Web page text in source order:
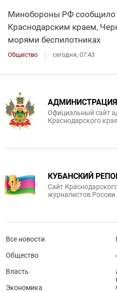
Минобороны РФ сообщило
Краснодарским краем,
морями беспилотниках
Общество сегодня, 07:43
АДМИНИСТРАЦИЯ
Официальный сайт
Краснодарского края
КУБАНСКИЙ
Сайт
журналистов России
Все новости
Общество
Власть
Экономика